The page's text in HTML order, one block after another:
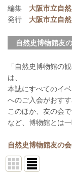
編集 大阪市立自
発行 大阪市立自
自然史博物館友
「自然史博物館の
は、
本誌にすべてのイ
へのご入会がおすす
このほか、友の会
など、博物館とは
自然史博物館友の